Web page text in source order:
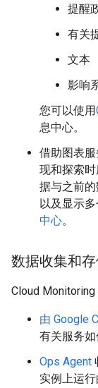
提醒
有关
文本
影响
您可以使用
息中心。
借助图表服
现和探索
据与之前
以及显示
中心。
数据收集和
Cloud
由 Google
有关服务如
Ops Agent
实例上运